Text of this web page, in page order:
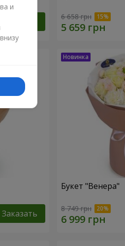
6 658 грн
Заказать
Букет "Венера"
8 749 грн
и